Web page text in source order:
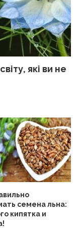
які ви не
семена льна:
кипятка и